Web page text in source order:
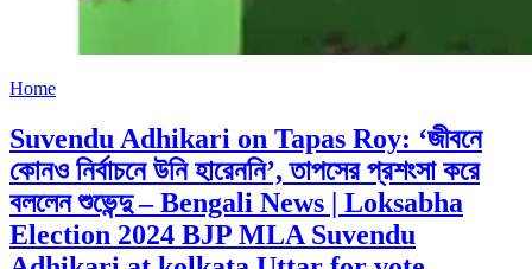
Home
Suvendu Adhikari on Tapas Roy: ‘জীবনে
কোনও নির্বাচনে উনি হারেননি’, তাপসের প্রশংসা করে
বললেন শুভেন্দু – Bengali News | Loksabha
Election 2024 BJP MLA Suvendu